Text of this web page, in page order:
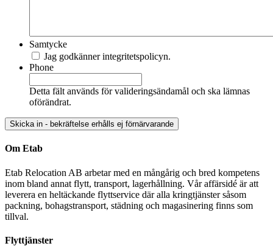
Samtycke
Jag godkänner integritetspolicyn.
Phone
Detta fält används för valideringsändamål och ska lämnas
oförändrat.
Om Etab
Etab Relocation AB arbetar med en mångårig och bred kompetens
inom bland annat flytt, transport, lagerhållning. Vår affärsidé är att
leverera en heltäckande flyttservice där alla kringtjänster såsom
packning, bohagstransport, städning och magasinering finns som
tillval.
Flyttjänster